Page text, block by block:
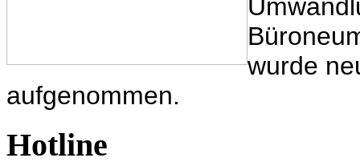
wurde
aufgenommen.
Hotline